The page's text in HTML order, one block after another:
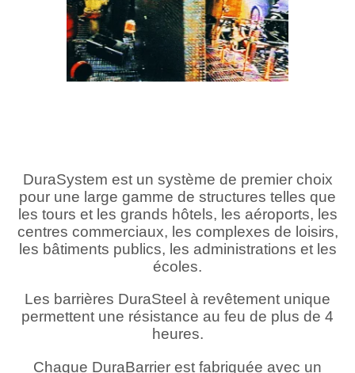
DuraSystem est un système de premier choix
pour une large gamme de structures telles que
les tours et les grands hôtels, les aéroports, les
centres commerciaux, les complexes de loisirs,
les bâtiments publics, les administrations et les
écoles.
Les barrières DuraSteel à revêtement unique
permettent une résistance au feu de plus de 4
heures.
Chaque DuraBarrier est fabriquée avec un